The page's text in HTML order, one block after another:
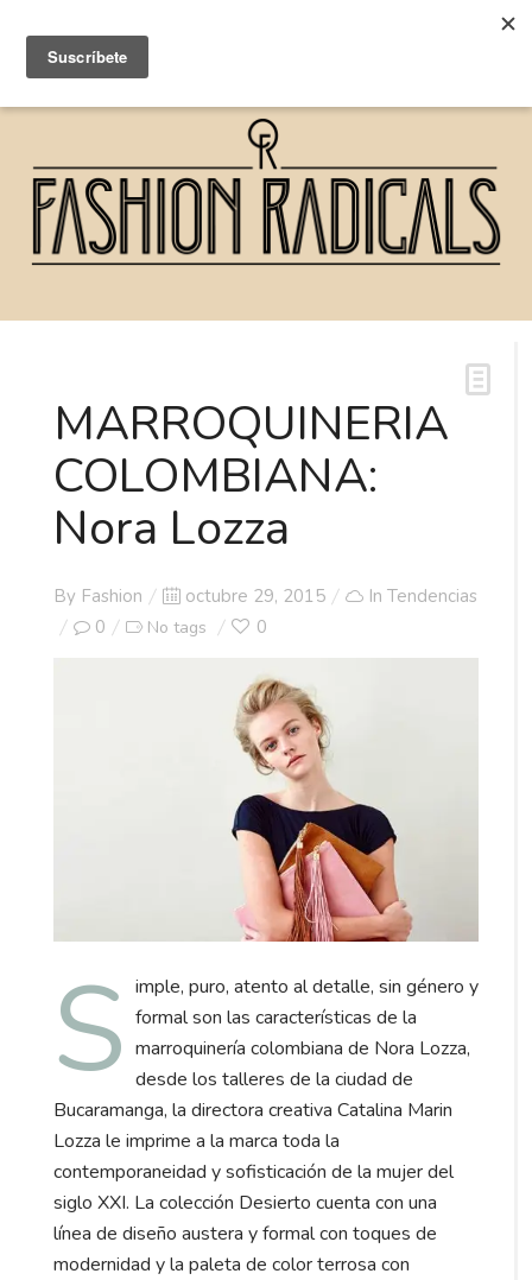
MARROQUINERIA
COLOMBIANA:
Nora Lozza
By Fashion
Posted
on
octubre 29, 2015 In Tendencias
0
No tags 0
S imple, puro, atento al detalle, sin género y
formal son las características de la
marroquinería colombiana de Nora Lozza,
desde los talleres de la ciudad de
Bucaramanga, la directora creativa Catalina Marin
Lozza le imprime a la marca toda la
contemporaneidad y sofisticación de la mujer del
siglo XXI. La colección Desierto cuenta con una
línea de diseño austera y formal con toques de
modernidad y la paleta de color terrosa con